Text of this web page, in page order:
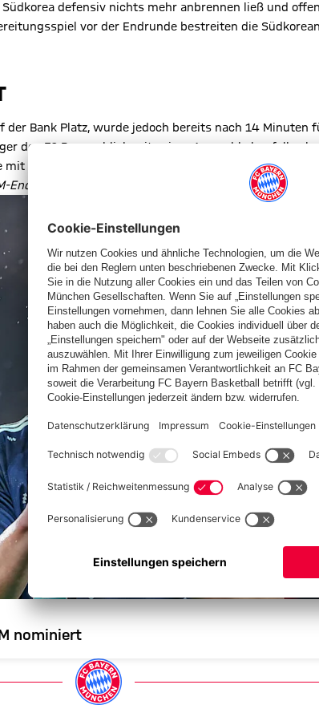
defensiv nichts mehr anbrennen ließ und
vor der Endrunde bestreiten die
Bank Platz, wurde jedoch bereits nach 14 Minuten
des FC Bayern blieb mit seiner Auswahl ebenfalls
Rückenwind in das bevorstehende Turnier.
Endrunde teilnehmen, lest Ihr hier:
nominiert